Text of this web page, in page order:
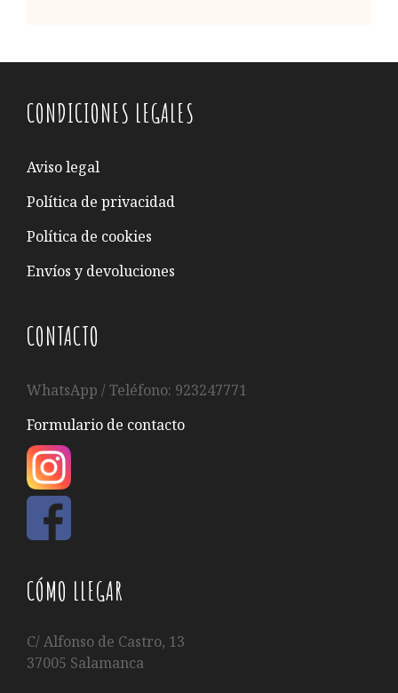
CONDICIONES LEGALES
Aviso legal
Política de privacidad
Política de cookies
Envíos y devoluciones
CONTACTO
WhatsApp / Teléfono: 923247771
Formulario de contacto
CÓMO LLEGAR
C/ Alfonso de Castro, 13
37005 Salamanca